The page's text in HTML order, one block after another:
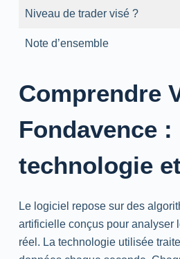
Niveau de trader visé ?
Note d’ensemble
Comprendre
Fondavence :
technologie
Le logiciel repose sur des
artificielle conçus pour analyser
réel. La technologie utilisée